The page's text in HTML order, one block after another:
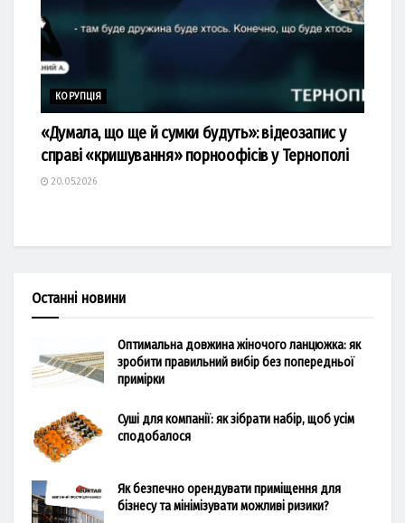
КОРУПЦІЯ
«Думала, що ще й сумки будуть»: відеозапис у
справі «кришування» порноофісів у Тернополі
20.05.2026
Останні новини
Оптимальна довжина жіночого ланцюжка: як
зробити правильний вибір без попередньої
примірки
Суші для компанії: як зібрати набір, щоб усім
сподобалося
Як безпечно орендувати приміщення для
бізнесу та мінімізувати можливі ризики?